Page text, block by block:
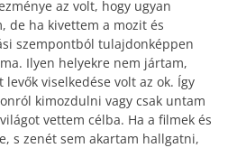
az volt, hogy ugyan
de ha kivettem a mozit és
szempontból tulajdonképpen
Ilyen helyekre nem jártam,
viselkedése volt az ok. Így
kimozdulni vagy csak untam
vettem célba. Ha a filmek és
s zenét sem akartam hallgatni,